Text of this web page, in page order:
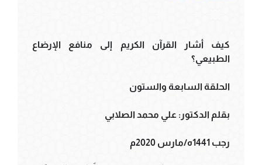
كيف أشار القرآن الكريم إلى منافع الإرضاع
الطبيعي؟
الحلقة السابعة والستون
بقلم الدكتور: علي محمد الصلابي
رجب 1441ه/مارس 2020م